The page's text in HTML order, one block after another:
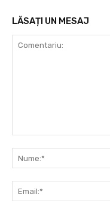
LĂSAȚI UN MESAJ